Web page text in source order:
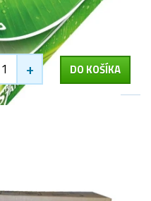
+ DO KOŠÍKA